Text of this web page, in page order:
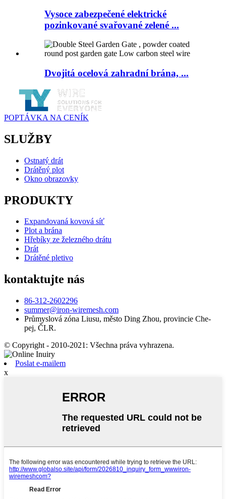
Vysoce zabezpečené elektrické
pozinkované svařované zelené ...
Dvojitá ocelová zahradní brána, ...
POPTÁVKA NA CENÍK
SLUŽBY
Ostnatý drát
Drátěný plot
Okno obrazovky
PRODUKTY
Expandovaná kovová síť
Plot a brána
Hřebíky ze železného drátu
Drát
Drátěné pletivo
kontaktujte nás
86-312-2602296
summer@iron-wiremesh.com
Průmyslová zóna Liusu, město Ding Zhou, provincie Che-
pej, ČLR.
© Copyright - 2010-2021: Všechna práva vyhrazena.
Poslat e-mailem
x